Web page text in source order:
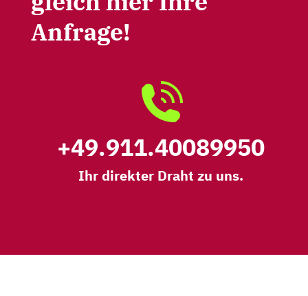
Anfrage!
+49.911.40089950
Ihr direkter Draht zu uns.